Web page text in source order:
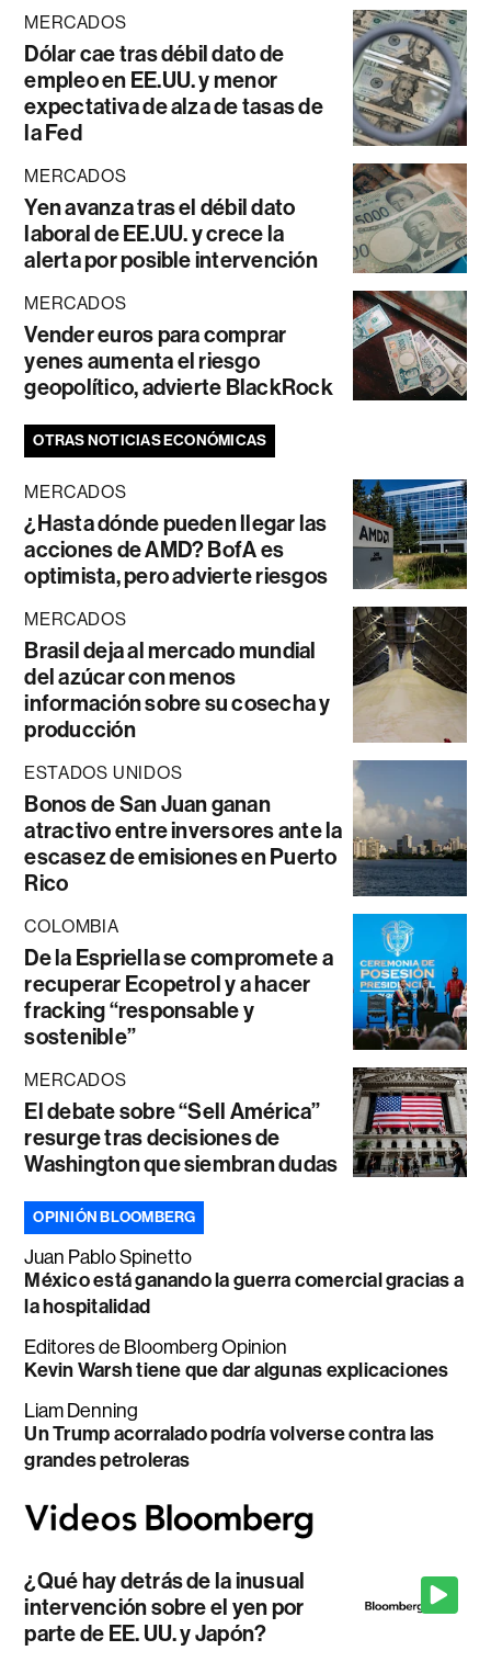
MERCADOS
Dólar cae tras débil dato de
empleo en EE.UU. y menor
expectativa de alza de tasas de
la Fed
MERCADOS
Yen avanza tras el débil dato
laboral de EE.UU. y crece la
alerta por posible intervención
MERCADOS
Vender euros para comprar
yenes aumenta el riesgo
geopolítico, advierte BlackRock
OTRAS NOTICIAS ECONÓMICAS
MERCADOS
¿Hasta dónde pueden llegar las
acciones de AMD? BofA es
optimista, pero advierte riesgos
MERCADOS
Brasil deja al mercado mundial
del azúcar con menos
información sobre su cosecha y
producción
ESTADOS UNIDOS
Bonos de San Juan ganan
atractivo entre inversores ante la
escasez de emisiones en Puerto
Rico
COLOMBIA
De la Espriella se compromete a
recuperar Ecopetrol y a hacer
fracking “responsable y
sostenible”
MERCADOS
El debate sobre “Sell América”
resurge tras decisiones de
Washington que siembran dudas
OPINIÓN BLOOMBERG
Juan Pablo Spinetto
México está ganando la guerra comercial gracias a
la hospitalidad
Editores de Bloomberg Opinion
Kevin Warsh tiene que dar algunas explicaciones
Liam Denning
Un Trump acorralado podría volverse contra las
grandes petroleras
¿Qué hay detrás de la inusual
intervención sobre el yen por
parte de EE. UU. y Japón?